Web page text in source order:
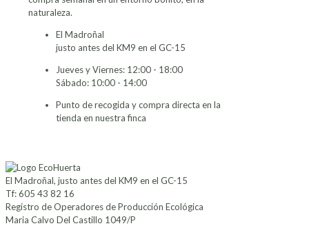
naturaleza.
El Madroñal
justo antes del KM9 en el GC-15
Jueves y Viernes: 12:00 - 18:00
Sábado: 10:00 - 14:00
Punto de recogida y compra directa en la
tienda en nuestra finca
El Madroñal, justo antes del KM9 en el GC-15
Tf: 605 43 82 16
Registro de Operadores de Producción Ecológica
Maria Calvo Del Castillo 1049/P